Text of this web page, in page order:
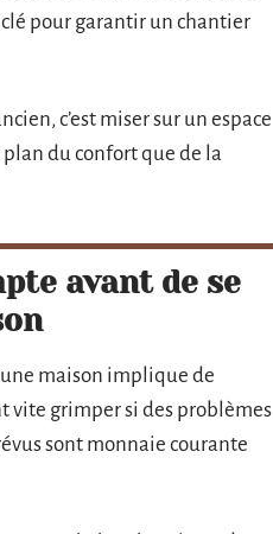
clé pour garantir un chantier
c’est miser sur un espace
du confort que de la
avant de se
maison implique de
vite grimper si des problèmes
sont monnaie courante